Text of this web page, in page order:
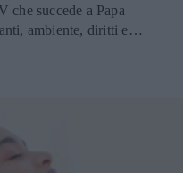
che succede a Papa
ambiente, diritti e